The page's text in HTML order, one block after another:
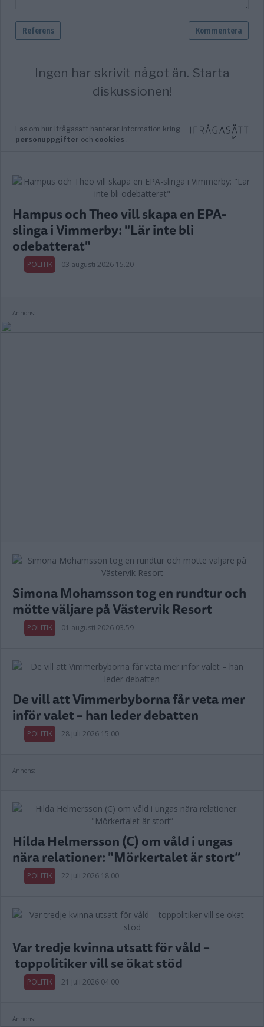
Hampus och Theo vill skapa en EPA-
slinga i Vimmerby: "Lär inte bli
odebatterat"
POLITIK 03 augusti 2026 15.20
Annons:
Simona Mohamsson tog en rundtur och
mötte väljare på Västervik Resort
POLITIK 01 augusti 2026 03.59
De vill att Vimmerbyborna får veta mer
inför valet – han leder debatten
POLITIK 28 juli 2026 15.00
Annons:
Hilda Helmersson (C) om våld i ungas
nära relationer: "Mörkertalet är stort”
POLITIK 22 juli 2026 18.00
Var tredje kvinna utsatt för våld –
toppolitiker vill se ökat stöd
POLITIK 21 juli 2026 04.00
Annons: